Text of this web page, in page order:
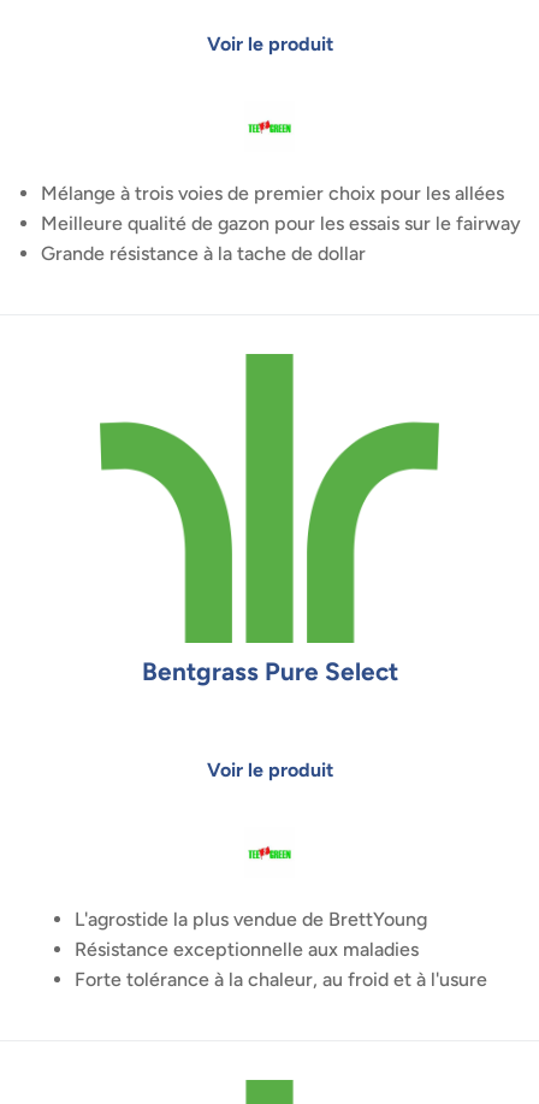
Mélange à trois voies de premier choix pour les allées
Meilleure qualité de gazon pour les essais sur le fairway
Grande résistance à la tache de dollar
Bentgrass Pure Select
L'agrostide la plus vendue de BrettYoung
Résistance exceptionnelle aux maladies
Forte tolérance à la chaleur, au froid et à l'usure